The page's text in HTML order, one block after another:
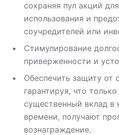
сохраняя пул акций
использования и
соучредителей или
Стимулирование
приверженности и
Обеспечить защиту от
гарантируя, что
существенный вклад
времени, получают
вознаграждение.